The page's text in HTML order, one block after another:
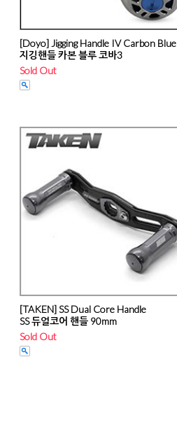
[Doyo] Jigging Handle IV Carbon Blue
지깅핸들 카본 블루 코바3
Sold Out
[TAKEN] SS Dual Core Handle
SS 듀얼코어 핸들 90mm
Sold Out